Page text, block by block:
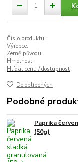
Číslo produktu:
Výrobce:
Země původu:
Hmotnost:
Hlídat cenu / dostupnost
Do oblíbených
Podobné
Paprika
(50g)